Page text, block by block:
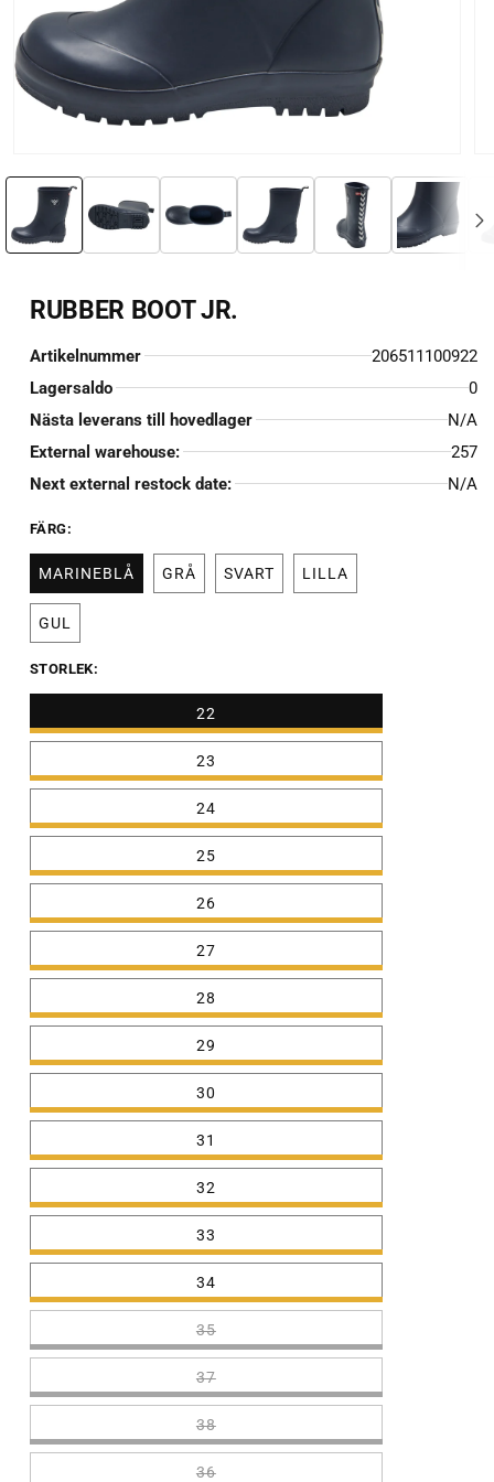
mediet
modalfönster
i
RUBBER BOOT JR.
Artikelnummer
206511100922
Lagersaldo
0
Nästa leverans till hovedlager
N/A
External warehouse:
257
Next external restock date:
N/A
FÄRG:
MARINEBLÅ GRÅ SVART LILLA
GUL
STORLEK:
22
23
24
25
26
27
28
29
30
31
32
33
34
35
37
38
36